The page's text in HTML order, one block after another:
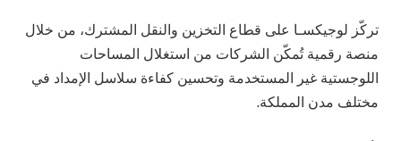
تركّز لوجيكسـا على قطاع التخزين والنقل المشترك، من خلال
منصة رقمية تُمكّن الشركات من استغلال المساحات
اللوجستية غير المستخدمة وتحسين كفاءة سلاسل الإمداد في
مختلف مدن المملكة.